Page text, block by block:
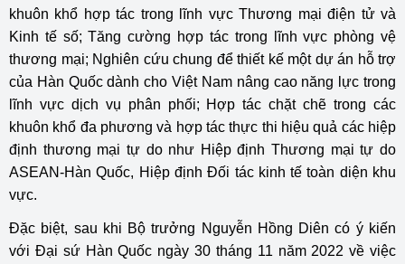
khuôn khổ hợp tác trong lĩnh vực Thương mại điện tử và
Kinh tế số; Tăng cường hợp tác trong lĩnh vực phòng vệ
thương mại; Nghiên cứu chung để thiết kế một dự án hỗ trợ
của Hàn Quốc dành cho Việt Nam nâng cao năng lực trong
lĩnh vực dịch vụ phân phối; Hợp tác chặt chẽ trong các
khuôn khổ đa phương và hợp tác thực thi hiệu quả các hiệp
định thương mại tự do như Hiệp định Thương mại tự do
ASEAN-Hàn Quốc, Hiệp định Đối tác kinh tế toàn diện khu
vực.
Đặc biệt, sau khi Bộ trưởng Nguyễn Hồng Diên có ý kiến
với Đại sứ Hàn Quốc ngày 30 tháng 11 năm 2022 về việc